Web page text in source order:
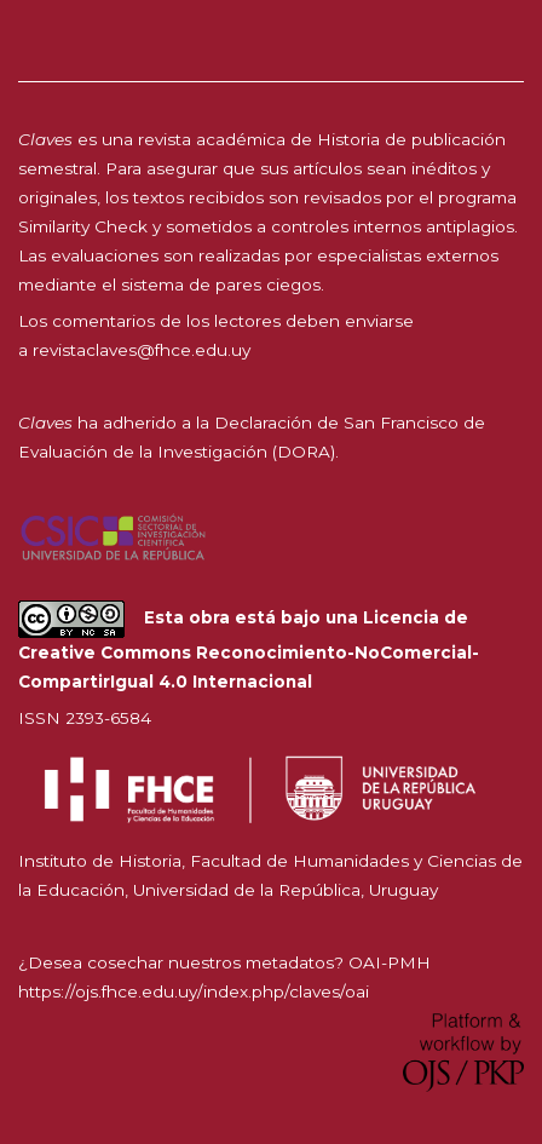
Claves es una revista académica de Historia de publicación
semestral. Para asegurar que sus artículos sean inéditos y
originales, los textos recibidos son revisados por el programa
Similarity Check y sometidos a controles internos antiplagios.
Las evaluaciones son realizadas por especialistas externos
mediante el sistema de pares ciegos.
Los comentarios de los lectores deben enviarse
a revistaclaves@fhce.edu.uy
Claves ha adherido a la Declaración de San Francisco de
Evaluación de la Investigación (DORA).
Esta obra está bajo una Licencia de
Creative Commons Reconocimiento-NoComercial-
CompartirIgual 4.0 Internacional
ISSN 2393-6584
Instituto de Historia, Facultad de Humanidades y Ciencias de
la Educación, Universidad de la República, Uruguay
¿Desea cosechar nuestros metadatos? OAI-PMH
https://ojs.fhce.edu.uy/index.php/claves/oai